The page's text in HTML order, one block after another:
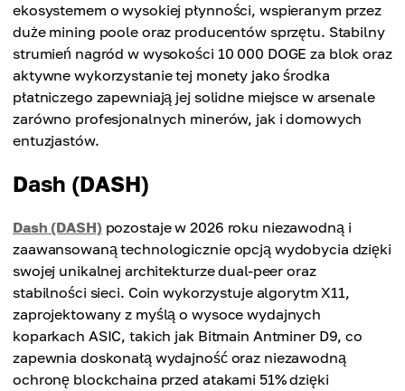
ekosystemem o wysokiej płynności, wspieranym przez
duże mining poole oraz producentów sprzętu. Stabilny
strumień nagród w wysokości 10 000 DOGE za blok oraz
aktywne wykorzystanie tej monety jako środka
płatniczego zapewniają jej solidne miejsce w arsenale
zarówno profesjonalnych minerów, jak i domowych
entuzjastów.
Dash (DASH)
Dash (DASH) pozostaje w 2026 roku niezawodną i
zaawansowaną technologicznie opcją wydobycia dzięki
swojej unikalnej architekturze dual-peer oraz
stabilności sieci. Coin wykorzystuje algorytm X11,
zaprojektowany z myślą o wysoce wydajnych
koparkach ASIC, takich jak Bitmain Antminer D9, co
zapewnia doskonałą wydajność oraz niezawodną
ochronę blockchaina przed atakami 51% dzięki